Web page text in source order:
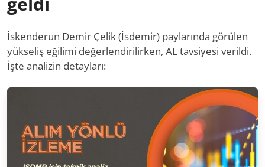
İskenderun Demir Çelik (İsdemir) paylarında görülen
yükseliş eğilimi değerlendirilirken, AL tavsiyesi verildi.
İşte analizin detayları: